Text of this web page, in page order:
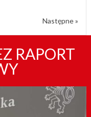
Następne »
RAPORT